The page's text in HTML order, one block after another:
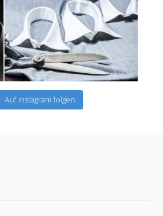
Auf Instagram folgen